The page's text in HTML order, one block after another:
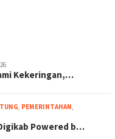
Kekeringan,…
, PEMERINTAHAN,
Powered b…